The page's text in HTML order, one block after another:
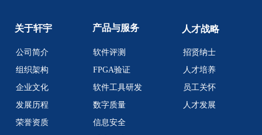
公司简介
组织架构
企业文化
发展历程
荣誉资质
软件评测
FPGA验证
软件工具研发
数字质量
信息安全
招贤纳士
人才培养
员工关怀
人才发展
关于轩宇 产品与服务 人才战略